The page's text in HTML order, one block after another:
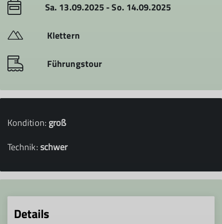
Sa. 13.09.2025 - So. 14.09.2025
Klettern
Führungstour
Kondition: groß
Technik: schwer
Details